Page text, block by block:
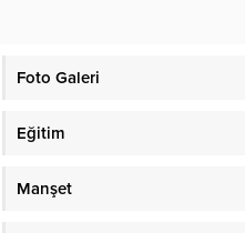
Foto Galeri
Eğitim
Manşet